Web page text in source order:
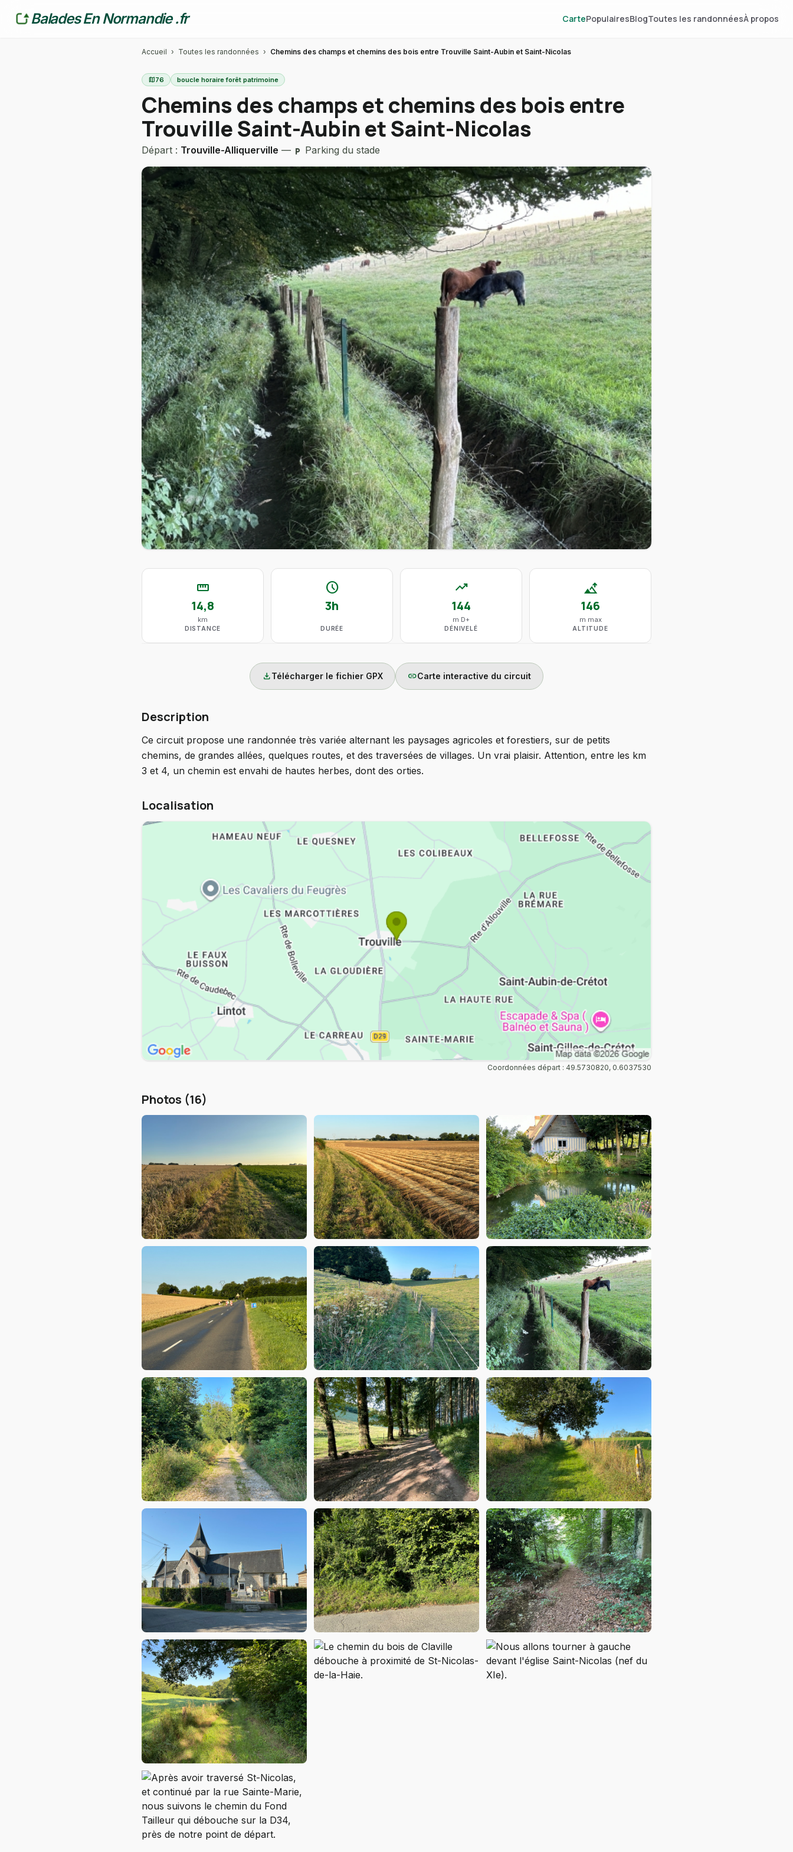
Balades En Normandie .fr CartePopulairesBlogToutes les randonnéesÀ propos
Accueil › Toutes les randonnées › Chemins des champs et chemins des bois entre Trouville Saint-Aubin et Saint-Nicolas
map76 boucle horaire forêt patrimoine
Chemins des champs et chemins des bois entre
Trouville Saint-Aubin et Saint-Nicolas
Départ : Trouville-Alliquerville — local_parking Parking du stade
straighten
14,8
km
DISTANCE
schedule
3h
DURÉE
trending_up
144
m D+
DÉNIVELÉ
altitude
146
m max
ALTITUDE
downloadTélécharger le fichier GPX linkCarte interactive du circuit
Description
Ce circuit propose une randonnée très variée alternant les paysages agricoles et forestiers, sur de petits
chemins, de grandes allées, quelques routes, et des traversées de villages. Un vrai plaisir. Attention, entre les km
3 et 4, un chemin est envahi de hautes herbes, dont des orties.
Localisation
Coordonnées départ : 49.5730820, 0.6037530
Photos (16)